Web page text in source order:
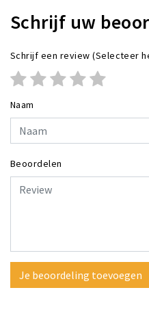
Schrijf uw
Schrijf een review (Selecteer
Naam
Beoordelen
Je beoordeling toevoegen